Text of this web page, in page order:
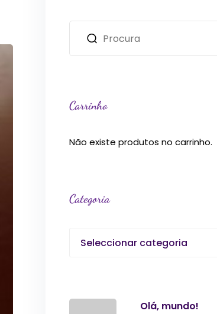
Carrinho
Não existe produtos no carrinho.
Categoria
Seleccionar categoria
Olá, mundo!